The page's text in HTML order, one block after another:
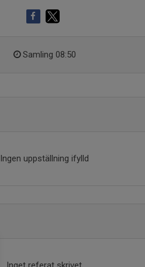
Samling 08:50
Ingen uppställning ifylld